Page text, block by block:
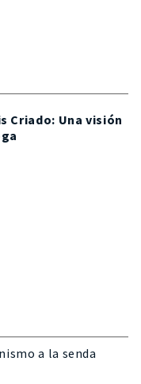
Criado: Una visión
a la senda